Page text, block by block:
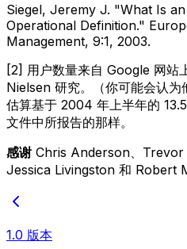
Siegel, Jeremy J. "What Is
Operational Definition."
Management, 9:1, 2003.
[2] 用户数量来自 Google 网站
Nielsen 研究。（你可能会认为
估算基于 2004 年上半年的
文件中所报告的那样。
感谢 Chris Anderson、Trevor
Jessica Livingston 和 Robert
1.0 版本